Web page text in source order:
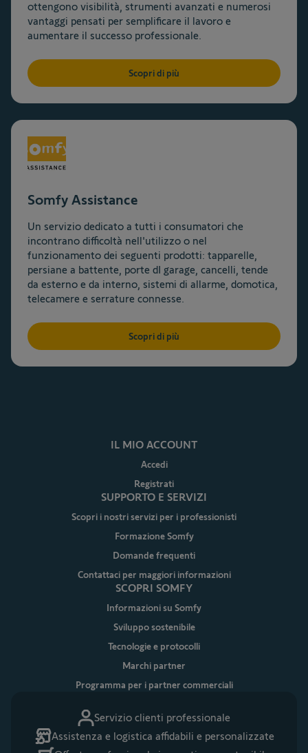
ottengono visibilità, strumenti avanzati e numerosi
vantaggi pensati per semplificare il lavoro e
aumentare il successo professionale.​
Scopri di più
Somfy Assistance
Un servizio dedicato a tutti i consumatori che
incontrano difficoltà nell'utilizzo o nel
funzionamento dei seguenti prodotti: tapparelle,
persiane a battente, porte dI garage, cancelli, tende
da esterno e da interno, sistemi di allarme, domotica,
telecamere e serrature connesse.​
Scopri di più
Servizio clienti professionale
Assistenza e logistica affidabili e personalizzate
IL MIO ACCOUNT
Accedi
Registrati
SUPPORTO E SERVIZI
Scopri i nostri servizi per i professionisti
Formazione Somfy
Domande frequenti
Contattaci per maggiori informazioni
SCOPRI SOMFY
Informazioni su Somfy
Sviluppo sostenibile
Tecnologie e protocolli
Marchi partner
Programma per i partner commerciali